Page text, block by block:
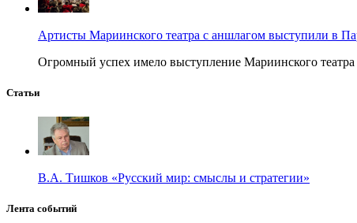
Артисты Мариинского театра с аншлагом выступили в
Огромный успех имело выступление Мариинского театра
Статьи
В.А. Тишков «Русский мир: смыслы и стратегии»
Лента событий